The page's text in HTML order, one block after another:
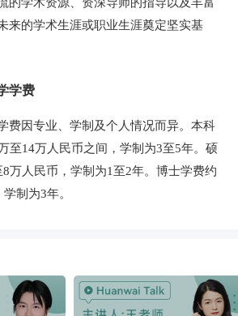
来的学术生涯或职业生涯奠定坚实基
学费
费因专业、学制及个人情况而异。本科
至14万人民币之间，学制为3至5年。硕
万人民币，学制为1至2年。博士学费约
制为3年。